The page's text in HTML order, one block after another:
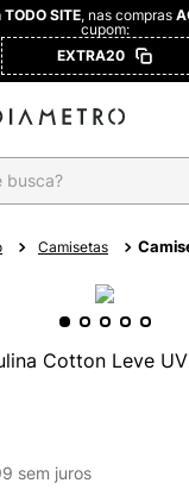
TODO SITE, nas compras
cupom:
EXTRA20
Camisetas
Cotton Leve UV
sem juros